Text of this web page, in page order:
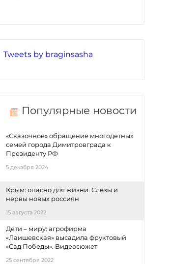
Tweets by braginsasha
Популярные новости
«Сказочное» обращение многодетных
семей города Димитровграда к
Президенту РФ
5 декабря 2024
Крым: опасно для жизни. Слезы и
нервы новых россиян
15 августа 2022
Дети – миру: агрофирма
«Лаишевская» высадила фруктовый
«Сад Победы». Видеосюжет
25 сентября 2022